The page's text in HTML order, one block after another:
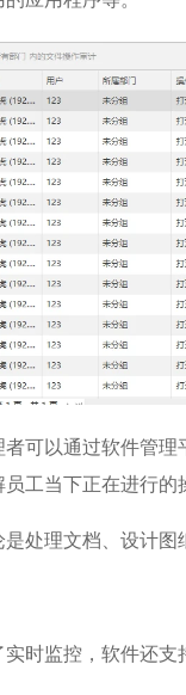
者可以通过软件管
员工当下正在进行的
是处理文档、设计图
实时监控，软件还支